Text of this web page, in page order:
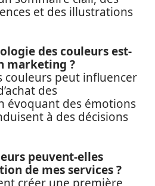
et des illustrations
des couleurs est-
marketing ?
couleurs peut influencer
des
évoquant des émotions
à des décisions
peuvent-elles
de mes services ?